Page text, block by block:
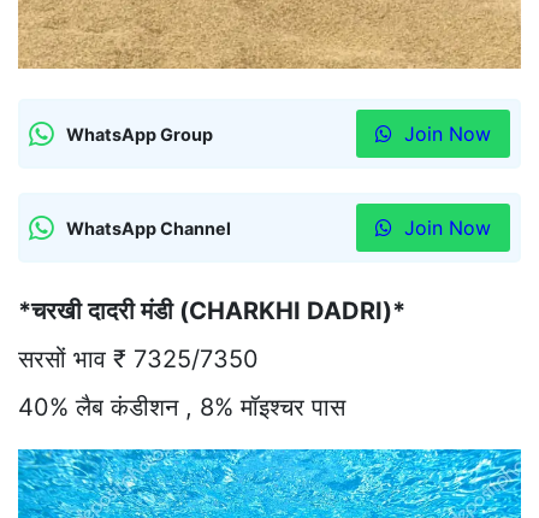
WhatsApp Group Join Now
WhatsApp Channel Join Now
*चरखी दादरी मंडी (CHARKHI DADRI)*
सरसों भाव ₹ 7325/7350
40% लैब कंडीशन , 8% मॉइश्चर पास